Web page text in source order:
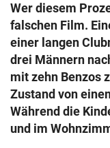
Wer diesem
falschen Film.
einer langen
drei Männern
mit zehn Benzos
Zustand von
Während die
und im